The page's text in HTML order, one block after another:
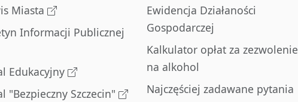
Miasta
Informacji Publicznej
Edukacyjny
"Bezpieczny Szczecin"
Ewidencja Działaności
Gospodarczej
Kalkulator opłat za zezwolenie
na alkohol
Najczęściej zadawane pytania